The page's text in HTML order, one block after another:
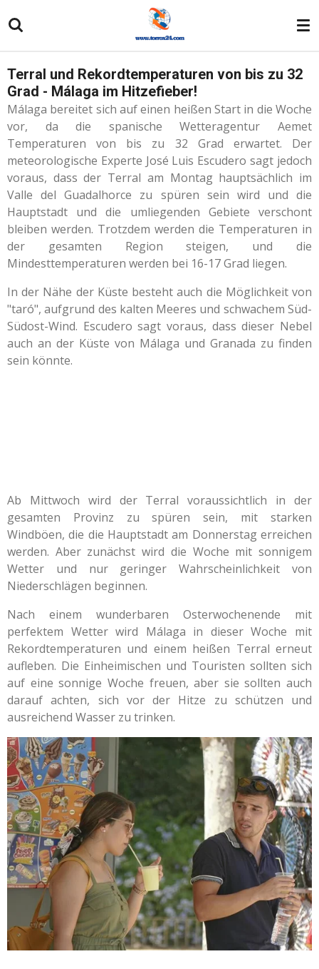
Hauptinhalt
Terral und Rekordtemperaturen von bis zu 32
Grad - Málaga im Hitzefieber!
Málaga bereitet sich auf einen heißen Start in die Woche
vor, da die spanische Wetteragentur Aemet
Temperaturen von bis zu 32 Grad erwartet. Der
meteorologische Experte José Luis Escudero sagt jedoch
voraus, dass der Terral am Montag hauptsächlich im
Valle del Guadalhorce zu spüren sein wird und die
Hauptstadt und die umliegenden Gebiete verschont
bleiben werden. Trotzdem werden die Temperaturen in
der gesamten Region steigen, und die
Mindesttemperaturen werden bei 16-17 Grad liegen.
In der Nähe der Küste besteht auch die Möglichkeit von
"taró", aufgrund des kalten Meeres und schwachem Süd-
Südost-Wind. Escudero sagt voraus, dass dieser Nebel
auch an der Küste von Málaga und Granada zu finden
sein könnte.
Ab Mittwoch wird der Terral voraussichtlich in der
gesamten Provinz zu spüren sein, mit starken
Windböen, die die Hauptstadt am Donnerstag erreichen
werden. Aber zunächst wird die Woche mit sonnigem
Wetter und nur geringer Wahrscheinlichkeit von
Niederschlägen beginnen.
Nach einem wunderbaren Osterwochenende mit
perfektem Wetter wird Málaga in dieser Woche mit
Rekordtemperaturen und einem heißen Terral erneut
aufleben. Die Einheimischen und Touristen sollten sich
auf eine sonnige Woche freuen, aber sie sollten auch
darauf achten, sich vor der Hitze zu schützen und
ausreichend Wasser zu trinken.